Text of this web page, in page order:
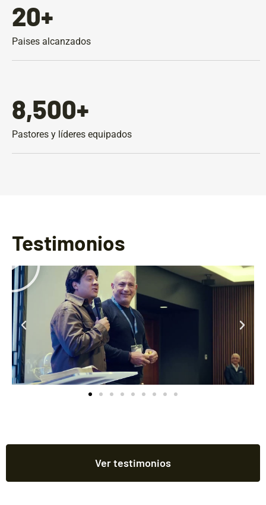
20+
Paises alcanzados
8,500+
Pastores y líderes equipados
Testimonios
Ver testimonios